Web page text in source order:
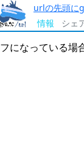
urlの先頭に
情報
シェ